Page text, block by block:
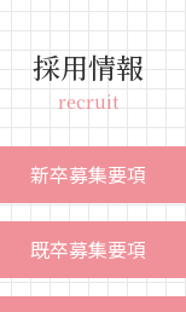
採用情報
recruit
新卒募集要項
既卒募集要項